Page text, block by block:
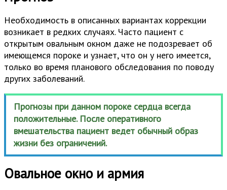
Необходимость в описанных вариантах коррекции
возникает в редких случаях. Часто пациент с
открытым овальным окном даже не подозревает об
имеющемся пороке и узнает, что он у него имеется,
только во время планового обследования по поводу
других заболеваний.
Прогнозы при данном пороке сердца всегда
положительные. После оперативного
вмешательства пациент ведет обычный образ
жизни без ограничений.
Овальное окно и армия